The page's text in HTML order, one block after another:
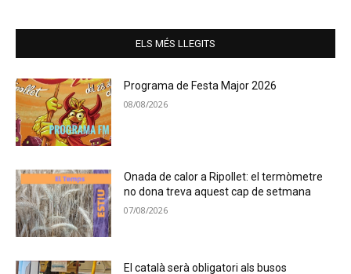
ELS MÉS LLEGITS
Programa de Festa Major 2026
08/08/2026
Onada de calor a Ripollet: el termòmetre
no dona treva aquest cap de setmana
07/08/2026
El català serà obligatori als busos